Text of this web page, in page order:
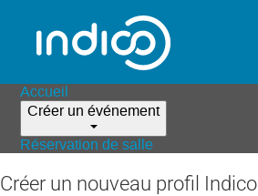
Accueil
Créer un événement
Réservation de salle
Créer un nouveau profil Indico